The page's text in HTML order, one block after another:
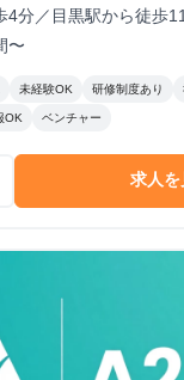
8階）
4分／目黒駅から徒歩
〜
未経験OK 研修制度あり
OK ベンチャー
求人を